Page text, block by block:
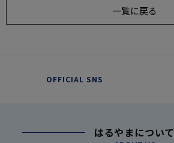
一覧に戻る
OFFICIAL SNS
はるやまについて